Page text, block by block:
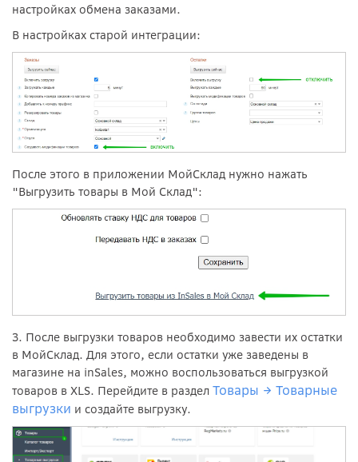
настройках обмена заказами.
В настройках старой интеграции:
После этого в приложении МойСклад нужно нажать
"Выгрузить товары в Мой Склад":
3. После выгрузки товаров необходимо завести их остатки
в МойСклад. Для этого, если остатки уже заведены в
магазине на inSales, можно воспользоваться выгрузкой
товаров в XLS. Перейдите в раздел Товары → Товарные
выгрузки и создайте выгрузку.